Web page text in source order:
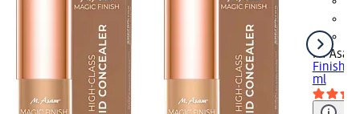
M. Asam
Finish
ml